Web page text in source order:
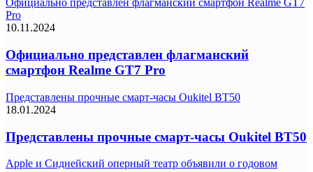
Официально представлен флагманский смартфон Realme GT7
Pro
10.11.2024
Официально представлен флагманский
смартфон Realme GT7 Pro
Представлены прочные смарт-часы Oukitel BT50
18.01.2024
Представлены прочные смарт-часы Oukitel BT50
Apple и Сиднейский оперный театр объявили о годовом